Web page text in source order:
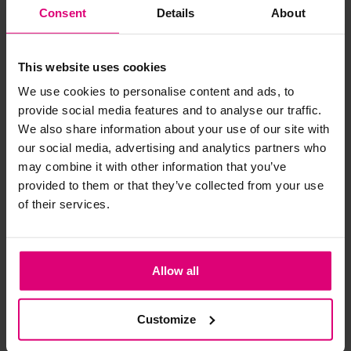
Consent Details About
This website uses cookies
We use cookies to personalise content and ads, to
provide social media features and to analyse our traffic.
We also share information about your use of our site with
our social media, advertising and analytics partners who
may combine it with other information that you’ve
provided to them or that they’ve collected from your use
of their services.
Allow all
Customize
Kledingstukken met elastine zijn niet bestand tegen de hitte
van het strijkijzer en/of de droogtrommel. Ook in veel
spijkerbroeken is elastine (stretch) verwerkt en mogen dus
niet gestreken worden en/of in de droogtrommel.
Twijfels? Wij staan klaar voor advies op maat.
Andere klanten kochten dit ook
- 50
Jas halflang